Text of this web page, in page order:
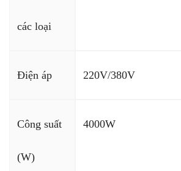
các loại
Điện áp 220V/380V
Công suất
(W)
4000W